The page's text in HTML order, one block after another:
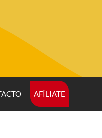
AFÍLIATE